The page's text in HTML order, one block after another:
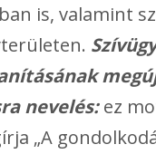
is, valamint
nevelés:ez
„A